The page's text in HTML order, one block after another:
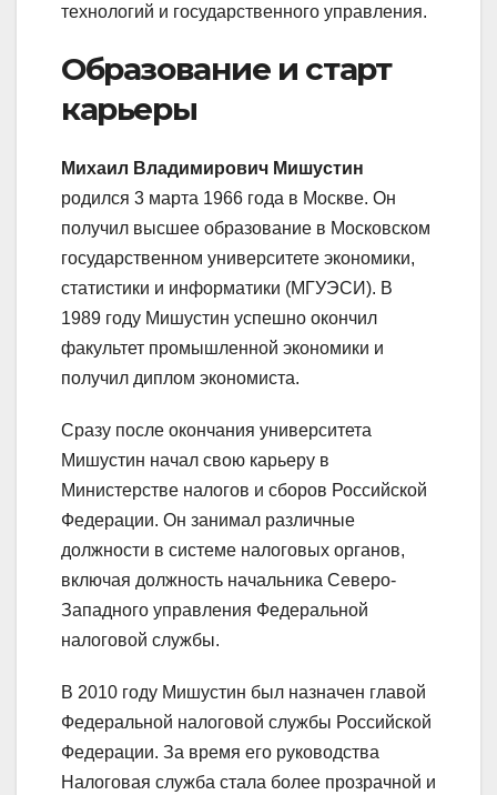
технологий и государственного управления.
Образование и старт
карьеры
Михаил Владимирович Мишустин
родился 3 марта 1966 года в Москве. Он
получил высшее образование в Московском
государственном университете экономики,
статистики и информатики (МГУЭСИ). В
1989 году Мишустин успешно окончил
факультет промышленной экономики и
получил диплом экономиста.
Сразу после окончания университета
Мишустин начал свою карьеру в
Министерстве налогов и сборов Российской
Федерации. Он занимал различные
должности в системе налоговых органов,
включая должность начальника Северо-
Западного управления Федеральной
налоговой службы.
В 2010 году Мишустин был назначен главой
Федеральной налоговой службы Российской
Федерации. За время его руководства
Налоговая служба стала более прозрачной и